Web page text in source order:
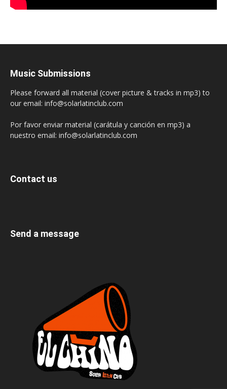
Music Submissions
Please forward all material (cover picture & tracks in mp3) to
our email: info@solarlatinclub.com
Por favor enviar material (carátula y canción en mp3) a
nuestro email: info@solarlatinclub.com
Contact us
Send a message